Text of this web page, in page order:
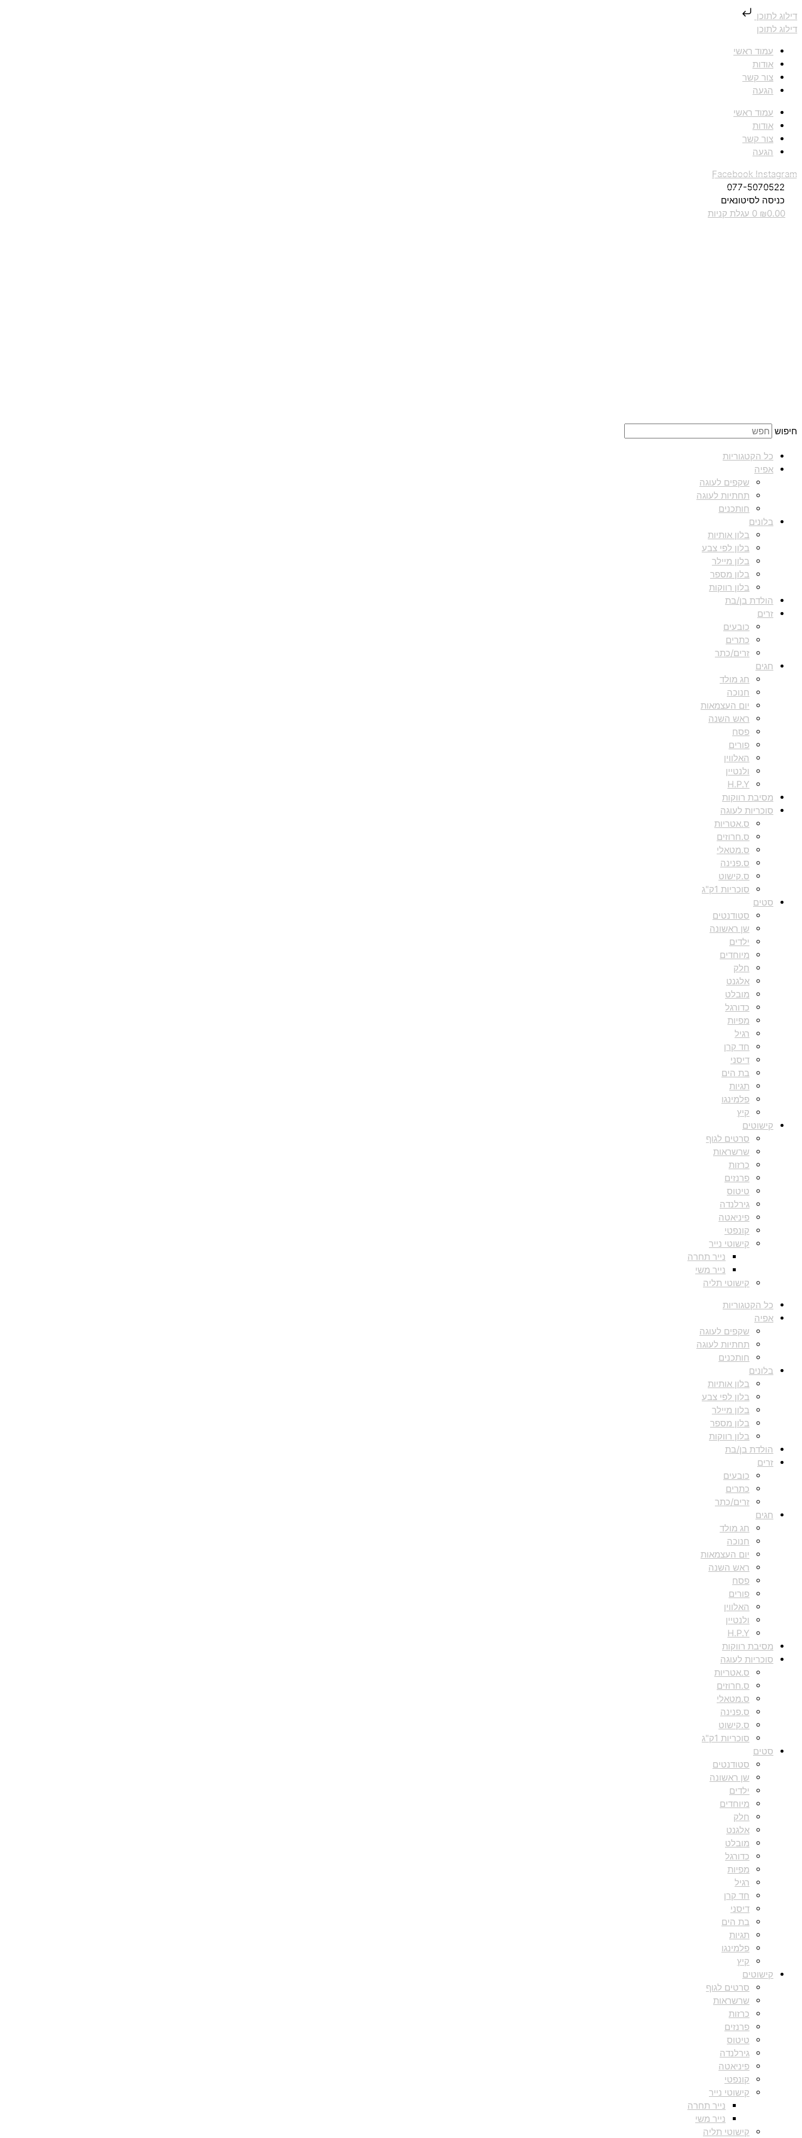
דילוג לתוכן
דילוג לתוכן
עמוד ראשי
אודות
צור קשר
הגעה
עמוד ראשי
אודות
צור קשר
הגעה
Facebook Instagram
077-5070522
כניסה לסיטונאים
₪0.00
0 עגלת קניות
חיפוש
כל הקטגוריות
אפיה
שקפים לעוגה
תחתיות לעוגה
חותכנים
בלונים
בלון אותיות
בלון לפי צבע
בלון מיילר
בלון מספר
בלון רווקות
הולדת בן/בת
זרים
כובעים
כתרים
זרים/כתר
חגים
חג מולד
חנוכה
יום העצמאות
ראש השנה
פסח
פורים
האלווין
ולנטיין
H.P.Y
מסיבת רווקות
סוכריות לעוגה
ס.אטריות
ס.חרוזים
ס.מטאלי
ס.פנינה
ס.קישוט
סוכריות 1ק"ג
סטים
סטודנטים
שן ראשונה
ילדים
מיוחדים
חלק
אלגנט
מובלט
כדורגל
מפיות
רגיל
חד קרן
דיסני
בת הים
תגיות
פלמינגו
קיץ
קישוטים
סרטים לגוף
שרשראות
כרזות
פרנזים
טיטוס
גירלנדה
פיניאטה
קונפטי
קישוטי נייר
נייר תחרה
נייר משי
קישוטי תליה
כל הקטגוריות
אפיה
שקפים לעוגה
תחתיות לעוגה
חותכנים
בלונים
בלון אותיות
בלון לפי צבע
בלון מיילר
בלון מספר
בלון רווקות
הולדת בן/בת
זרים
כובעים
כתרים
זרים/כתר
חגים
חג מולד
חנוכה
יום העצמאות
ראש השנה
פסח
פורים
האלווין
ולנטיין
H.P.Y
מסיבת רווקות
סוכריות לעוגה
ס.אטריות
ס.חרוזים
ס.מטאלי
ס.פנינה
ס.קישוט
סוכריות 1ק"ג
סטים
סטודנטים
שן ראשונה
ילדים
מיוחדים
חלק
אלגנט
מובלט
כדורגל
מפיות
רגיל
חד קרן
דיסני
בת הים
תגיות
פלמינגו
קיץ
קישוטים
סרטים לגוף
שרשראות
כרזות
פרנזים
טיטוס
גירלנדה
פיניאטה
קונפטי
קישוטי נייר
נייר תחרה
נייר משי
קישוטי תליה